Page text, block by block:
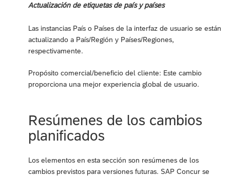
Actualización de etiquetas de país y países
Las instancias País o Países de la interfaz de usuario se están
actualizando a País/Región y Países/Regiones,
respectivamente.
Propósito comercial/beneficio del cliente: Este cambio
proporciona una mejor experiencia global de usuario.
Resúmenes de los cambios
planificados
Los elementos en esta sección son resúmenes de los
cambios previstos para versiones futuras. SAP Concur se